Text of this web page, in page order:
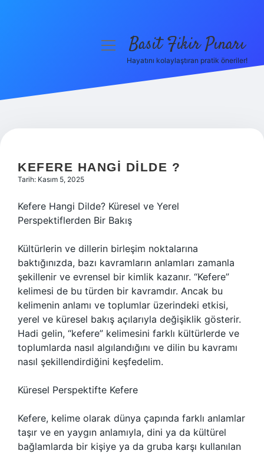
Hakkımızda
menüyüBasit Fikir Pınarı
Hayatını kolaylaştıran pratik öneriler!
KEFERE HANGI DILDE ?
Tarih: Kasım 5, 2025
Kefere Hangi Dilde? Küresel ve Yerel
Perspektiflerden Bir Bakış
Kültürlerin ve dillerin birleşim noktalarına
baktığınızda, bazı kavramların anlamları zamanla
şekillenir ve evrensel bir kimlik kazanır. “Kefere”
kelimesi de bu türden bir kavramdır. Ancak bu
kelimenin anlamı ve toplumlar üzerindeki etkisi,
yerel ve küresel bakış açılarıyla değişiklik gösterir.
Hadi gelin, “kefere” kelimesini farklı kültürlerde ve
toplumlarda nasıl algılandığını ve dilin bu kavramı
nasıl şekillendirdiğini keşfedelim.
Küresel Perspektifte Kefere
Kefere, kelime olarak dünya çapında farklı anlamlar
taşır ve en yaygın anlamıyla, dini ya da kültürel
bağlamlarda bir kişiye ya da gruba karşı kullanılan